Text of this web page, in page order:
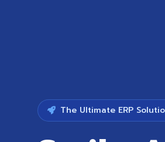
The Ultimate ERP